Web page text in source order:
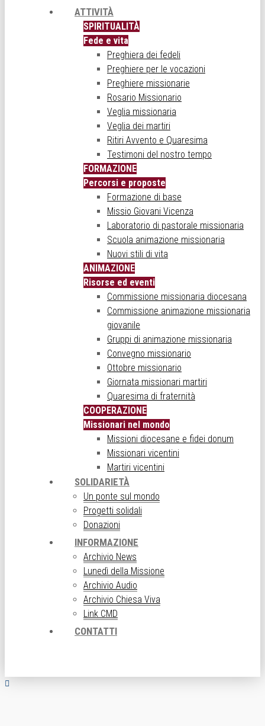
ATTIVITÀ
SPIRITUALITÀ
Fede e vita
Preghiera dei fedeli
Preghiere per le vocazioni
Preghiere missionarie
Rosario Missionario
Veglia missionaria
Veglia dei martiri
Ritiri Avvento e Quaresima
Testimoni del nostro tempo
FORMAZIONE
Percorsi e proposte
Formazione di base
Missio Giovani Vicenza
Laboratorio di pastorale missionaria
Scuola animazione missionaria
Nuovi stili di vita
ANIMAZIONE
Risorse ed eventi
Commissione missionaria diocesana
Commissione animazione missionaria
giovanile
Gruppi di animazione missionaria
Convegno missionario
Ottobre missionario
Giornata missionari martiri
Quaresima di fraternità
COOPERAZIONE
Missionari nel mondo
Missioni diocesane e fidei donum
Missionari vicentini
Martiri vicentini
SOLIDARIETÀ
Un ponte sul mondo
Progetti solidali
Donazioni
INFORMAZIONE
Archivio News
Lunedì della Missione
Archivio Audio
Archivio Chiesa Viva
Link CMD
CONTATTI